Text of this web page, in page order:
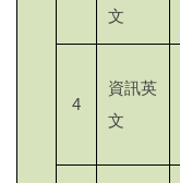
文
4
資訊英
文